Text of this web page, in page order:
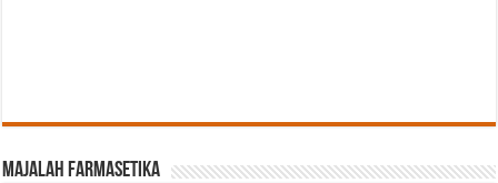
Majalah Farmasetika